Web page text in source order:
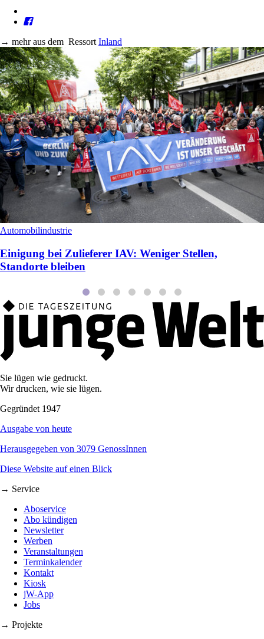
→ mehr aus dem Ressort Inland
Automobilindustrie
Einigung bei Zulieferer IAV: Weniger Stellen,
Standorte bleiben
Sie lügen wie gedruckt.
Wir drucken, wie sie lügen.
Gegründet 1947
Ausgabe von heute
Herausgegeben von 3079 GenossInnen
Diese Website auf einen Blick
→ Service
Aboservice
Abo kündigen
Newsletter
Werben
Veranstaltungen
Terminkalender
Kontakt
Kiosk
jW-App
Jobs
→ Projekte